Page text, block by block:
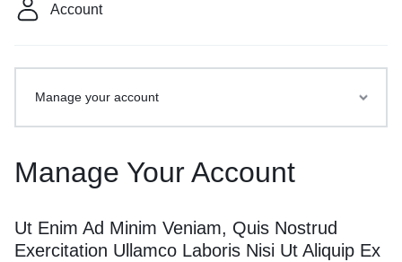
Account
Manage Your Account
Ut Enim Ad Minim Veniam, Quis Nostrud
Exercitation Ullamco Laboris Nisi Ut Aliquip Ex
Manage your account